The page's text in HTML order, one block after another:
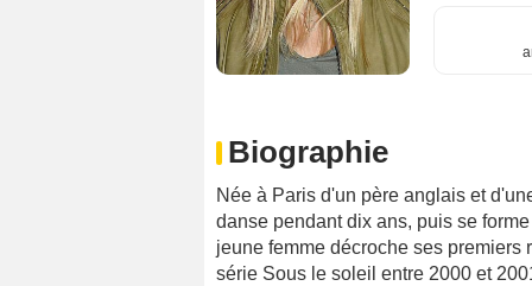
Biographie
Née à Paris d'un père anglais et
danse pendant dix ans, puis se
jeune femme décroche ses premiers
série Sous le soleil entre 2000 et